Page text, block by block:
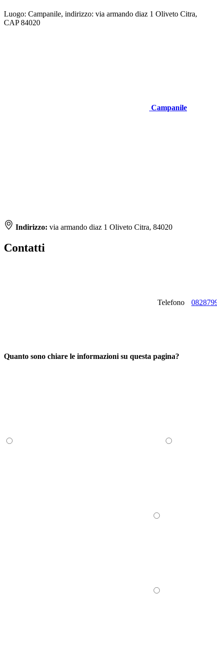
Luogo: Campanile, indirizzo: via armando diaz 1 Oliveto Citra,
CAP 84020
Campanile
Indirizzo: via armando diaz 1 Oliveto Citra, 84020
Contatti
Telefono
Quanto sono chiare le informazioni su questa pagina?